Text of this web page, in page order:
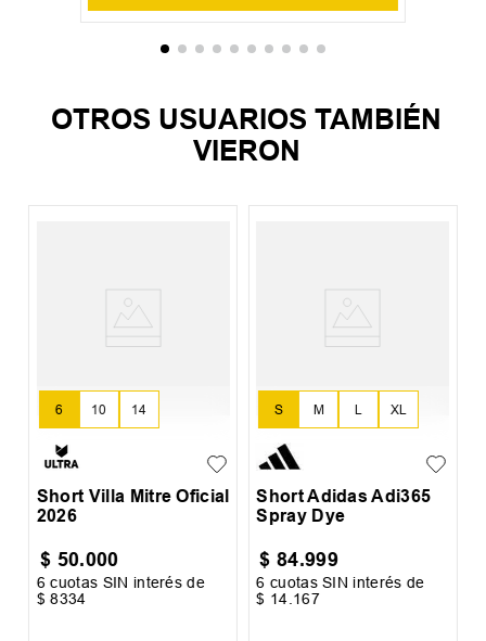
OTROS USUARIOS TAMBIÉN
VIERON
10 14
6
Short Villa Mitre Oficial
2026
$ 50.000
6 cuotas SIN interés de
$ 8334
S L
M XL
Short Adidas Adi365
Spray Dye
$ 84.999
6 cuotas SIN interés de
$ 14.167